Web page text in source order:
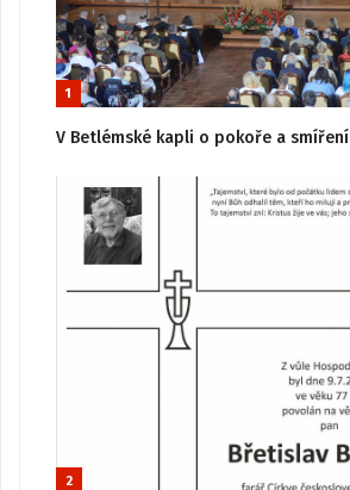
1
V Betlémské kapli o pokoře a smíření
2